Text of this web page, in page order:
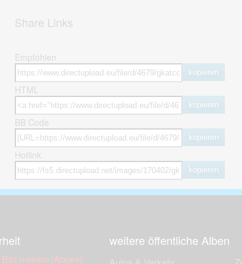
Share Links
Empfohlen
kopieren
HTML
kopieren
BB Code
kopieren
Hotlink
kopieren
melden (Abuse)
weitere öffentliche Alben